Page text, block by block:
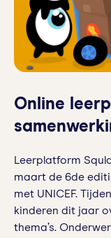
Online
Leerplatform
maart de 6de
met UNICEF.
kinderen dit jaar
thema’s.